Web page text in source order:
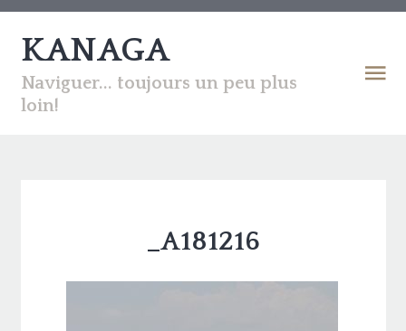
KANAGA
Naviguer... toujours un peu plus
loin!
_A181216